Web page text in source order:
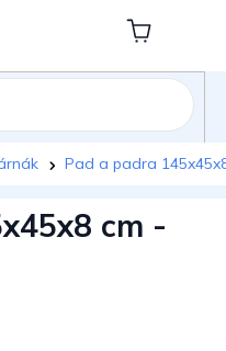
Kosár
Pad a padra
cm -